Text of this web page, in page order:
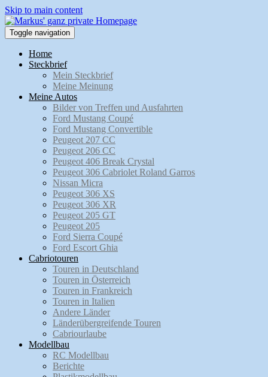
Skip to main content
Toggle navigation
Home
Steckbrief
Mein Steckbrief
Meine Meinung
Meine Autos
Bilder von Treffen und Ausfahrten
Ford Mustang Coupé
Ford Mustang Convertible
Peugeot 207 CC
Peugeot 206 CC
Peugeot 406 Break Crystal
Peugeot 306 Cabriolet Roland Garros
Nissan Micra
Peugeot 306 XS
Peugeot 306 XR
Peugeot 205 GT
Peugeot 205
Ford Sierra Coupé
Ford Escort Ghia
Cabriotouren
Touren in Deutschland
Touren in Österreich
Touren in Frankreich
Touren in Italien
Andere Länder
Länderübergreifende Touren
Cabriourlaube
Modellbau
RC Modellbau
Berichte